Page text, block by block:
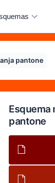
pantone
Esquema
pantone